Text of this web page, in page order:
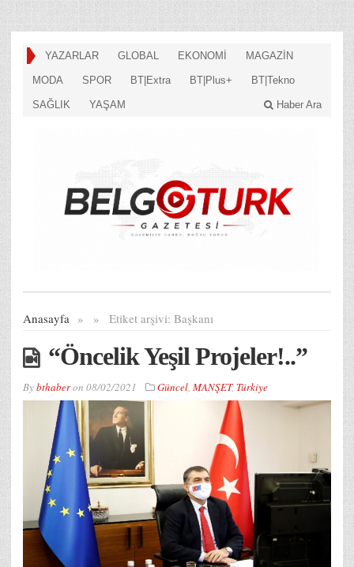
YAZARLAR GLOBAL EKONOMİ MAGAZİN
MODA SPOR BT|Extra BT|Plus+ BT|Tekno
SAĞLIK YAŞAM Haber Ara
Anasayfa » Etiket arşivi:
» Başkanı
“Öncelik Yeşil Projeler!..”
Bybthaberon 08/02/2021 Güncel, MANŞET, Türkiye